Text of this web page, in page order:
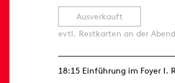
Ausverkauft
evtl. Restkarten an der
18:15 Einführung im Foyer I.